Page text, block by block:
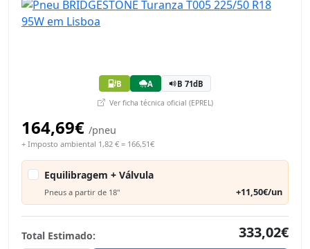
B A B 71dB
Ver ficha técnica oficial (EPREL)
164,69€ /pneu
+ Imposto ambiental 1,82 € = 166,51€
Equilibragem + Válvula
Pneus a partir de 18" +11,50€/un
Total Estimado:
333,02€